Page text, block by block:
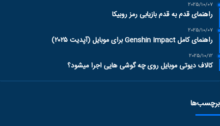
2025/10/07
راهنمای قدم به قدم بازیابی رمز روبیکا
2025/10/07
راهنمای کامل Genshin Impact برای موبایل (آپدیت ۲۰۲۵)
2025/10/12
کالاف دیوتی موبایل روی چه گوشی هایی اجرا میشود؟
برچسب‌ها